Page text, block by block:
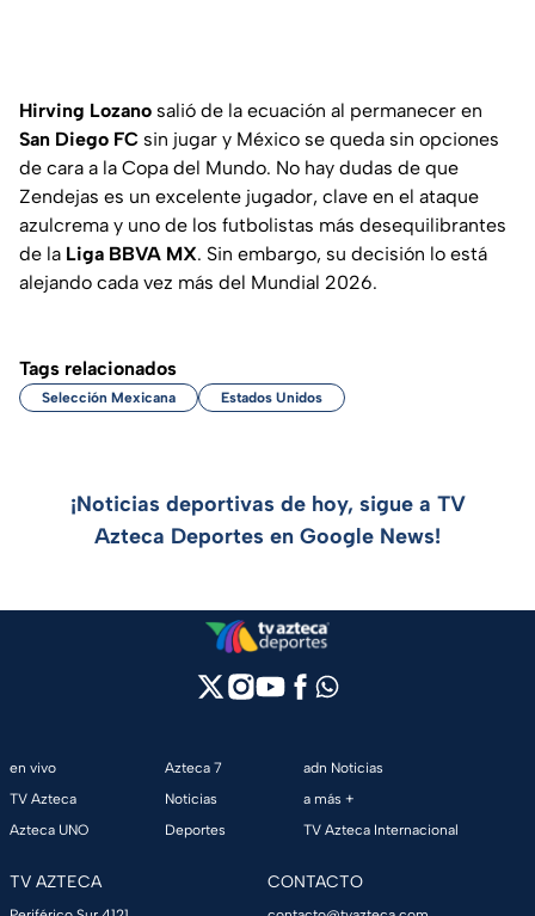
Hirving Lozano salió de la ecuación al permanecer en
San Diego FC sin jugar y México se queda sin opciones
de cara a la Copa del Mundo. No hay dudas de que
Zendejas es un excelente jugador, clave en el ataque
azulcrema y uno de los futbolistas más desequilibrantes
de la Liga BBVA MX. Sin embargo, su decisión lo está
alejando cada vez más del Mundial 2026.
Tags relacionados
Selección Mexicana Estados Unidos
¡Noticias deportivas de hoy, sigue a TV
Azteca Deportes en Google News!
en vivo
TV Azteca
Azteca UNO
Azteca 7
Noticias
Deportes
adn Noticias
a más +
TV Azteca Internacional
TV AZTECA CONTACTO